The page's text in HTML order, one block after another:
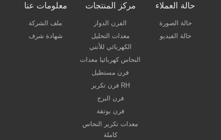
معلومات عنا
ملف الشركة
شهادة شرف
مركز المنتجات
الفرن الدوار
معدات التحليل
الكهربائي للأنتي
النحاس كهربائيا معدات
فرن مستطيل
فرن تكرير RH
فرن البرج
فرن بوتقة
معدات تكرير النحاس
كاملة
حالة العملاء
حالة الصورة
حالة الفيديو